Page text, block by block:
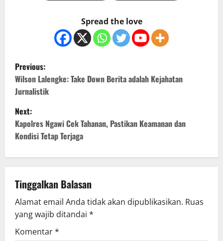
Spread the love
P
o
s
t
n
v
i
g
Previous:
Wilson Lalengke: Take Down Berita adalah Kejahatan
Jurnalistik
Next:
Kapolres Ngawi Cek Tahanan, Pastikan Keamanan dan
Kondisi Tetap Terjaga
Tinggalkan Balasan
Alamat email Anda tidak akan dipublikasikan. Ruas
yang wajib ditandai *
Komentar*